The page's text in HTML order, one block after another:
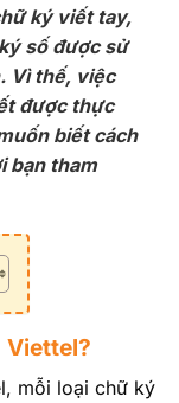
ký viết tay,
số được sử
Vì thế, việc
được thực
biết cách
bạn tham
Viettel?
mỗi loại chữ ký